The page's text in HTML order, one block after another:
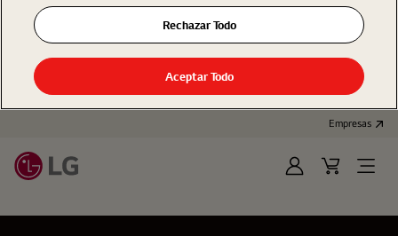
Empresas
IniciarCart
Open
Rechazar Todo
Aceptar Todo